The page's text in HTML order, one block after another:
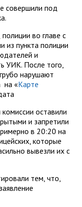
совершили под
во главе с
из пункта полиции
и
УИК. После того,
нарушают
на «Карте
оставили
и запретили
в 20:20 на
которые
вывезли их с
тем, что,